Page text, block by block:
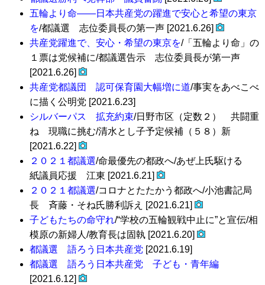
五輪より命――日本共産党の躍進で安心と希望の東京
を/都議選 志位委員長の第一声 [2021.6.26]
共産党躍進で、安心・希望の東京を/「五輪より命」の
１票は党候補に/都議選告示 志位委員長が第一声
[2021.6.26]
共産党都議団 認可保育園大幅増に道/事実をあべこべ
に描く公明党 [2021.6.23]
シルバーパス 拡充約束/日野市区（定数２） 共闘重
ね 現職に挑む/清水とし子予定候補（５８）新
[2021.6.22]
２０２１都議選/命最優先の都政へ/あぜ上氏駆ける
紙議員応援 江東 [2021.6.21]
２０２１都議選/コロナとたたかう都政へ/小池書記局
長 斉藤・そね氏勝利訴え [2021.6.21]
子どもたちの命守れ/“学校の五輪観戦中止に”と宣伝/相
模原の新婦人/教育長は固執 [2021.6.20]
都議選 語ろう日本共産党 [2021.6.19]
都議選 語ろう日本共産党 子ども・青年編
[2021.6.12]